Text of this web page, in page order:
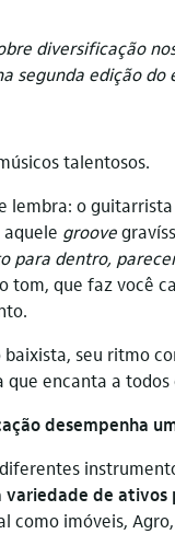
diversificação
segunda edição do
talentosos.
lembra: o
groove
para dentro,
tom, que faz você
seu ritmo
encanta a todos
desempenha
de
como imóveis,